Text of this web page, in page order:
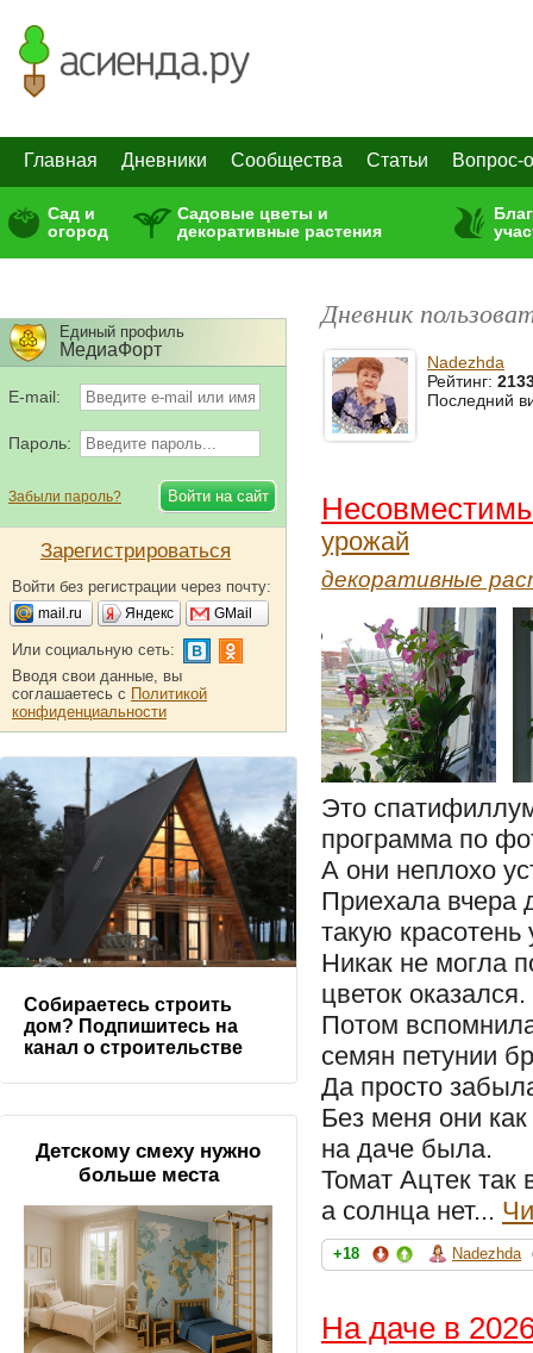
Главная Дневники Сообщества Статьи Вопрос-
Сад и
огород
Садовые цветы и
декоративные растения
Дневник
Nadezhda
Рейтинг:
Последний
урожай
декоративные
Это
программа по
А они неплохо
Приехала вчера
такую красотень
Никак не могла
цветок оказался.
Потом
семян петунии
Да просто
Без меня они
на даче была.
Томат Ацтек так
а солнца нет...
+18 Nadezhda
На даче в
Единый профиль
МедиаФорт
E-mail:
Пароль:
Забыли пароль?
Зарегистрироваться
Войти без регистрации через почту:
mail.ru Яндекс GMail
Или социальную сеть:
Вводя свои данные, вы
соглашаетесь с Политикой
конфиденциальности
Собираетесь строить
дом? Подпишитесь на
канал о строительстве
Детскому смеху нужно
больше места